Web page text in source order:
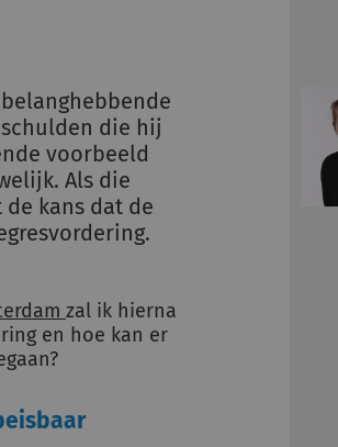
die hij
voorbeeld
Als die
kans dat de
zal ik hierna
en hoe kan er